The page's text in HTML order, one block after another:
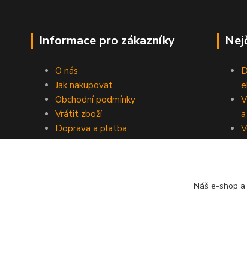
Informace pro zákazníky
O nás
Jak nakupovat
Obchodní podmínky
Vrátit zboží
Doprava a platba
Kontakty
Náš e-shop